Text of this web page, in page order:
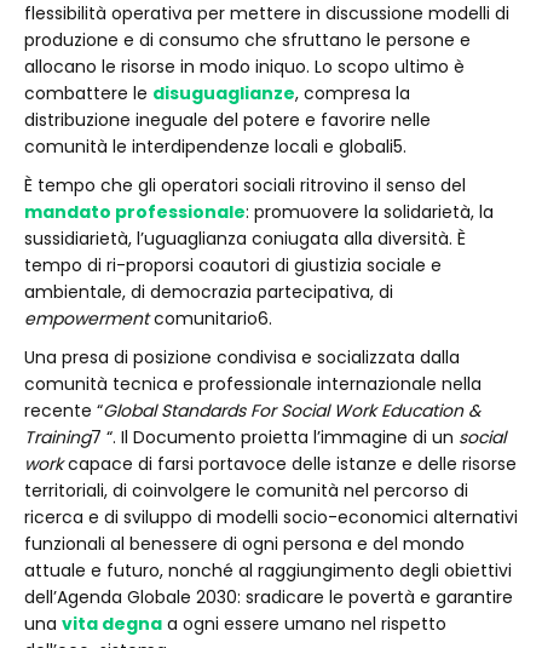
flessibilità operativa per mettere in discussione modelli di
produzione e di consumo che sfruttano le persone e
allocano le risorse in modo iniquo. Lo scopo ultimo è
combattere le disuguaglianze, compresa la
distribuzione ineguale del potere e favorire nelle
comunità le interdipendenze locali e globali5.
È tempo che gli operatori sociali ritrovino il senso del
mandato professionale: promuovere la solidarietà, la
sussidiarietà, l’uguaglianza coniugata alla diversità. È
tempo di ri-proporsi coautori di giustizia sociale e
ambientale, di democrazia partecipativa, di
empowermentcomunitario6.
Una presa di posizione condivisa e socializzata dalla
comunità tecnica e professionale internazionale nella
recente “Global Standards For Social Work Education &
Training7 “. Il Documento proietta l’immagine di un social
workcapace di farsi portavoce delle istanze e delle risorse
territoriali, di coinvolgere le comunità nel percorso di
ricerca e di sviluppo di modelli socio-economici alternativi
funzionali al benessere di ogni persona e del mondo
attuale e futuro, nonché al raggiungimento degli obiettivi
dell’Agenda Globale 2030: sradicare le povertà e garantire
una vita degna a ogni essere umano nel rispetto